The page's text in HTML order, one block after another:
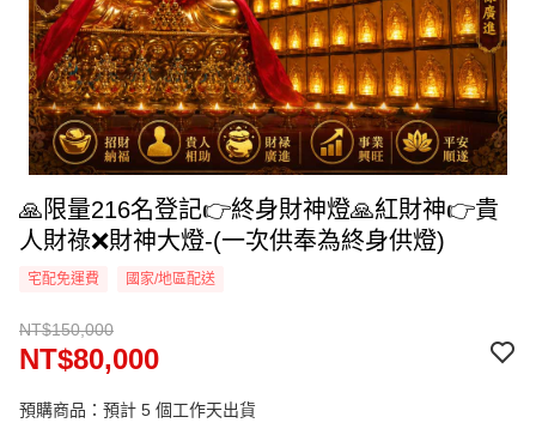
🙏限量216名登記👉終身財神燈🙏紅財神👉貴
人財祿❌財神大燈-(一次供奉為終身供燈)
宅配免運費 國家/地區配送
NT$150,000
NT$80,000
預購商品：預計 5 個工作天出貨